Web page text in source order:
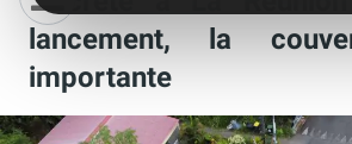
lancement, la
importante